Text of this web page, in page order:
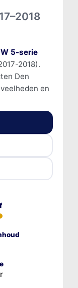
5-serie
2018).
Den
en